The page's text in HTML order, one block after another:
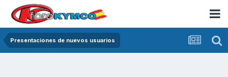
Presentaciones de nuevos usuarios